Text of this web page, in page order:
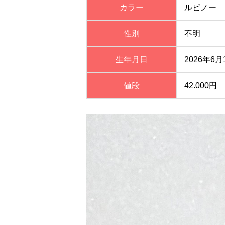
カラー ルビノー
性別 不明
生年月日 2026年6月
値段 42.000円